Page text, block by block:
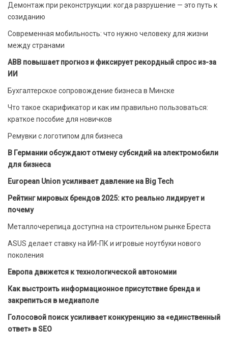
Демонтаж при реконструкции: когда разрушение — это путь к
созиданию
Современная мобильность: что нужно человеку для жизни
между странами
ABB повышает прогноз и фиксирует рекордный спрос из-за
ИИ
Бухгалтерское сопровождение бизнеса в Минске
Что такое скарификатор и как им правильно пользоваться:
краткое пособие для новичков
Ремувки с логотипом для бизнеса
В Германии обсуждают отмену субсидий на электромобили
для бизнеса
European Union усиливает давление на Big Tech
Рейтинг мировых брендов 2025: кто реально лидирует и
почему
Металлочерепица доступна на строительном рынке Бреста
ASUS делает ставку на ИИ-ПК и игровые ноутбуки нового
поколения
Европа движется к технологической автономии
Как выстроить информационное присутствие бренда и
закрепиться в медиаполе
Голосовой поиск усиливает конкуренцию за «единственный
ответ» в SEO